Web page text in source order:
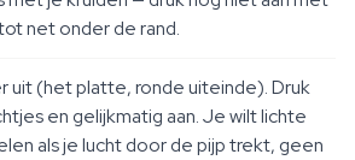
net onder de rand.
uit (het platte, ronde uiteinde). Druk
en gelijkmatig aan. Je wilt lichte
als je lucht door de pijp trekt, geen